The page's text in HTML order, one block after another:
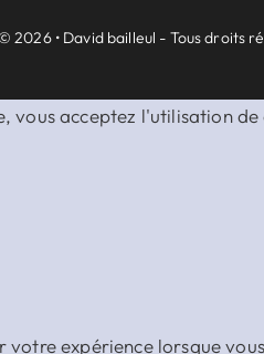
acceptez l'utilisation